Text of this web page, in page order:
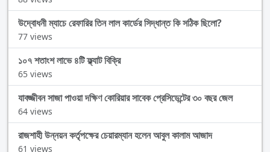
উদ্বোধনী ম্যাচে রেফারির তিন লাল কার্ডের সিদ্ধান্ত কি সঠিক ছিলো?
77 views
১০৭ শতাংশ লাভে ৪টি ফ্ল্যাট বিক্রি
65 views
যাবজ্জীবন সাজা পাওয়া দক্ষিণ কোরিয়ার সাবেক প্রেসিডেন্টের ৩০ বছর জেল
64 views
রাজশাহী উন্নয়ন কর্তৃপক্ষের চেয়ারম্যান হলেন আবুল কালাম আজাদ
61 views